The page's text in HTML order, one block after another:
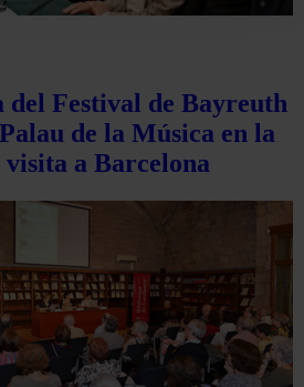
del Festival de Bayreuth
de la Música en la
visita a Barcelona